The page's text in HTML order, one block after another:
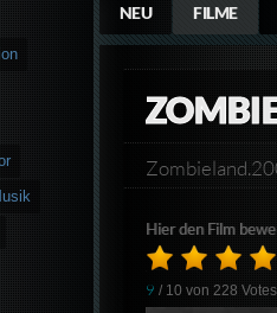
NEU FILME
Hier den Film
9 / 10 von228 Votes